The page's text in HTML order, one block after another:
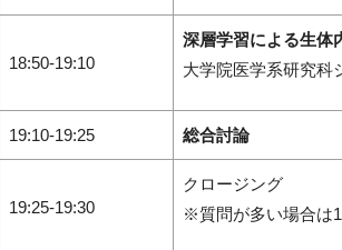
18:50-19:10
深層学習による生体
大学院医学系研究
19:10-19:25 総合討論
19:25-19:30
クロージング
※質問が多い場合は